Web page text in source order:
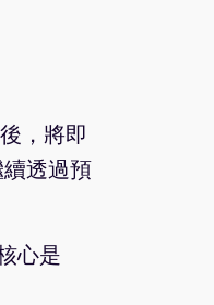
，將即
透過預
心是